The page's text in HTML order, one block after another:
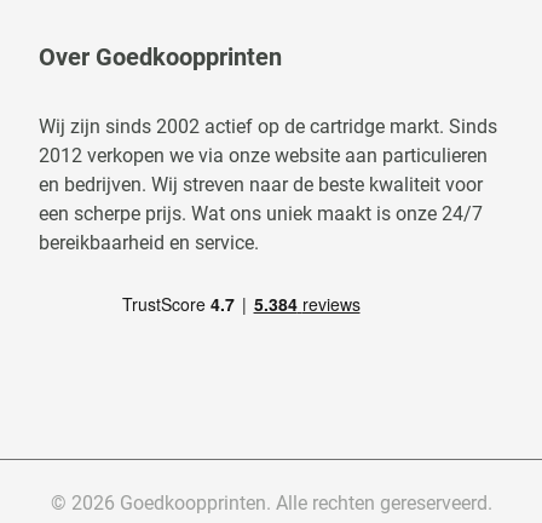
Over Goedkoopprinten
Wij zijn sinds 2002 actief op de cartridge markt. Sinds
2012 verkopen we via onze website aan particulieren
en bedrijven. Wij streven naar de beste kwaliteit voor
een scherpe prijs. Wat ons uniek maakt is onze 24/7
bereikbaarheid en service.
© 2026 Goedkoopprinten. Alle rechten gereserveerd.